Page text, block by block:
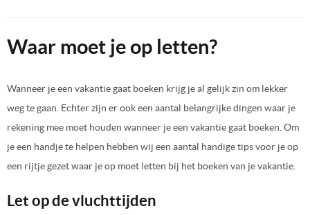
Waar moet je op letten?
Wanneer je een vakantie gaat boeken krijg je al gelijk zin om lekker
weg te gaan. Echter zijn er ook een aantal belangrijke dingen waar je
rekening mee moet houden wanneer je een vakantie gaat boeken. Om
je een handje te helpen hebben wij een aantal handige tips voor je op
een rijtje gezet waar je op moet letten bij het boeken van je vakantie.
Let op de vluchttijden